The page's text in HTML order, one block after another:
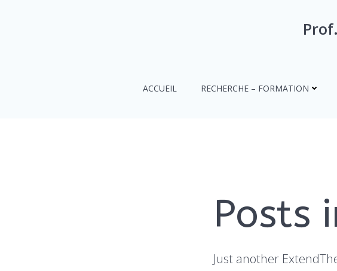
ACCUEIL RECHERCHE – FORMATION
Posts
Just another